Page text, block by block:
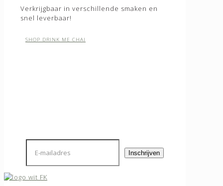
Verkrijgbaar in verschillende smaken en
snel leverbaar!
SHOP DRINK ME CHAI